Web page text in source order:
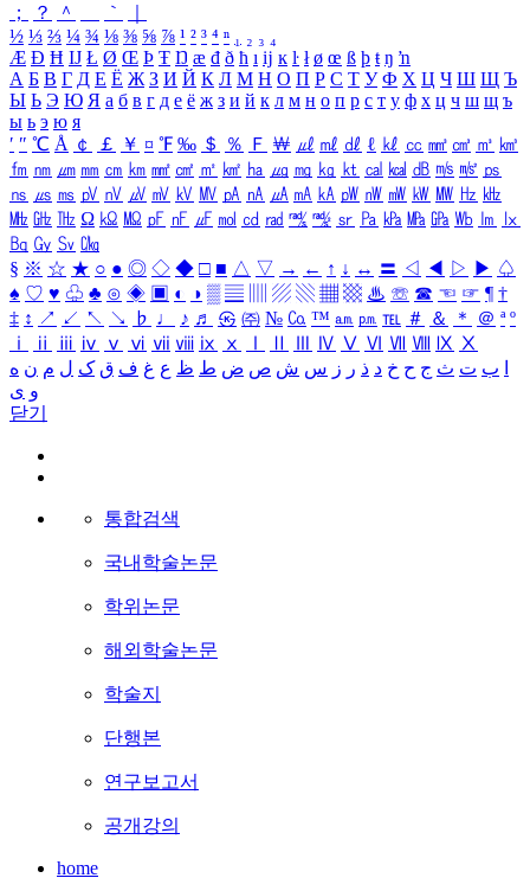
；
？ ＾ ｀
½ ⅓ ⅔ ¼ ¾ ⅛ ⅜ ⅝ ⅞ ¹ ² ³ ⁴ ⁿ ₁ ₂ ₃ ₄
Æ Ð Ħ Ĳ Ł Ø Œ Þ Ŧ Ŋ æ đ ð ħ ı ĳ ĸ ŀ ł ø œ ß þ ŧ ŋ ŉ
А Б В Г Д Е Ё Ж З И Й К Л М Н О П Р С Т У Ф Х Ц Ч Ш Щ Ъ
Ы Ь Э Ю Я а б в г д е ё ж з и й к л м н о п р с т у ф х ц ч ш щ ъ
ы ь э ю я
′ ″ ℃ Å ￠ ￡ ￥ ¤ ℉ ‰ ＄ ％ Ｆ ￦ ㎕ ㎖ ㎗ ℓ ㎘ ㏄ ㎣ ㎤ ㎥ ㎦
㎙ ㎚ ㎛ ㎜ ㎝ ㎞ ㎟ ㎠ ㎡ ㎢ ㏊ ㎍ ㎎ ㎏ ㏏ ㎈ ㎉ ㏈ ㎧ ㎨ ㎰
㎱ ㎲ ㎳ ㎴ ㎵ ㎶ ㎷ ㎸ ㎹ ㎀ ㎁ ㎂ ㎃ ㎄ ㎺ ㎻ ㎽ ㎾ ㎿ ㎐ ㎑
㎒ ㎓ ㎔ Ω ㏀ ㏁ ㎊ ㎋ ㎌ ㏖ ㏅ ㎭ ㎮ ㎯ ㏛ ㎩ ㎪ ㎫ ㎬ ㏝ ㏐
㏓
㏃ ㏉ ㏜ ㏆
§ ※ ☆ ★ ○ ● ◎ ◇ ◆ □ ■ △ ▽ → ← ↑ ↓ ↔ 〓 ◁ ◀ ▷ ▶ ♤
♠ ♡ ♥ ♧ ♣ ⊙ ◈ ▣ ◐ ◑ ▒ ▤ ▨ ▧ ▦ ▩ ♨ ☏ ☎ ☜ ☞ ¶ †
‡ ↕ ↗ ↙ ↖ ↘ ♭ ♩ ♪ ♬ ㉿ ㈜ № ㏇ ™ ㏂ ㏘ ℡ ＃ ＆ ＊ ＠ ª º
ⅰ
ⅱ ⅲ ⅳ ⅴ ⅵ ⅶ ⅷ ⅸ ⅹ Ⅳ Ⅴ Ⅵ Ⅶ Ⅷ Ⅸ Ⅹ
ب ت ث ج ح خ د ذ ر ز س ش ص ض ط ظ ع غ ف ق ک ل م ن ه
و ی
닫기
통합검색
국내학술논문
학위논문
해외학술논문
학술지
단행본
연구보고서
공개강의
home